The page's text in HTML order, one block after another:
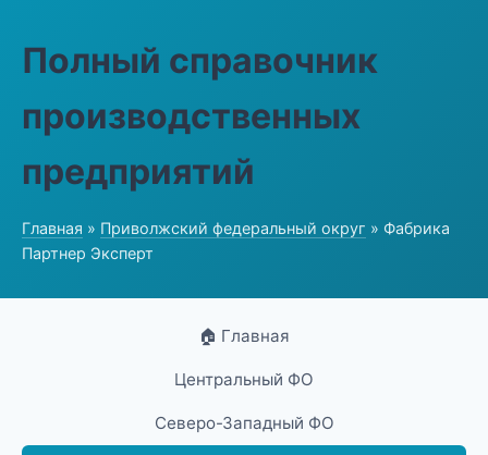
Полный справочник
производственных
предприятий
Главная » Приволжский федеральный округ » Фабрика
Партнер Эксперт
🏠 Главная
Центральный ФО
Северо-Западный ФО